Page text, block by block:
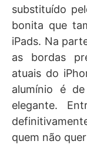
substituído
bonita que
iPads. Na
as bordas
atuais do
alumínio é
elegante.
quem não